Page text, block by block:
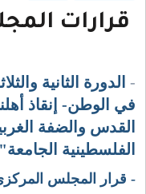
قرارات
- الدورة الثانية
في الوطن- إنقاذ
القدس والضفة
الفلسطينية الجامعة"
- قرار المجلس